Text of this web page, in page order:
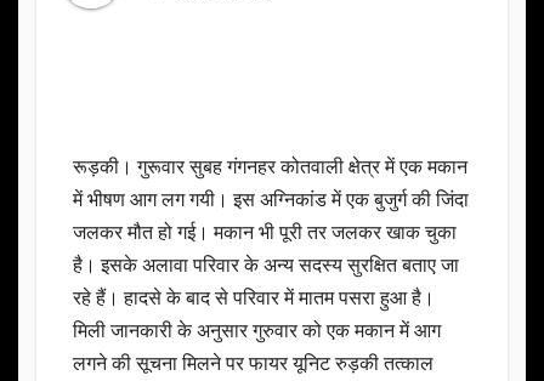
रूड़की। गुरूवार सुबह गंगनहर कोतवाली क्षेत्र में एक मकान
में भीषण आग लग गयी। इस अग्निकांड में एक बुजुर्ग की जिंदा
जलकर मौत हो गई। मकान भी पूरी तर जलकर खाक चुका
है। इसके अलावा परिवार के अन्य सदस्य सुरक्षित बताए जा
रहे हैं। हादसे के बाद से परिवार में मातम पसरा हुआ है।
मिली जानकारी के अनुसार गुरुवार को एक मकान में आग
लगने की सूचना मिलने पर फायर यूनिट रुड़की तत्काल